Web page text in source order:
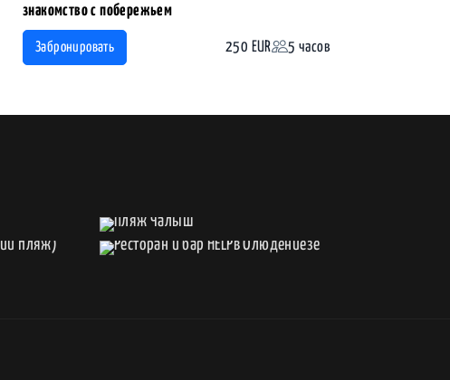
знакомство с побережьем
Забронировать 250 EUR 5 часов